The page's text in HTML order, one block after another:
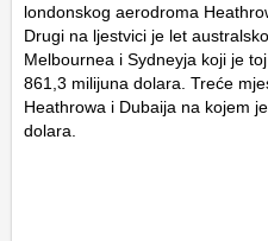
londonskog aerodroma
Drugi na ljestvici je let
Melbournea i Sydneyja koji je
861,3 milijuna dolara. Treće
Heathrowa i Dubaija na kojem
dolara.